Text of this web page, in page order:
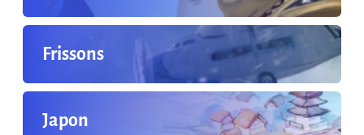
Frissons
Japon